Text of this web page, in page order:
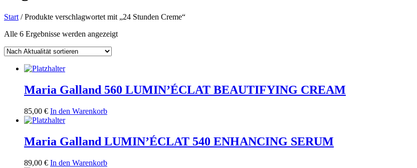
Start / Produkte verschlagwortet mit „24 Stunden Creme“
Alle 6 Ergebnisse werden angezeigtNach
Maria Galland 560 LUMIN’ÉCLAT BEAUTIFYING CREAM
85,00 € In den Warenkorb
Maria Galland LUMIN’ÉCLAT 540 ENHANCING SERUM
89,00 € In den Warenkorb